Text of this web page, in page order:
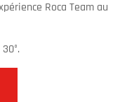
Roca Team au